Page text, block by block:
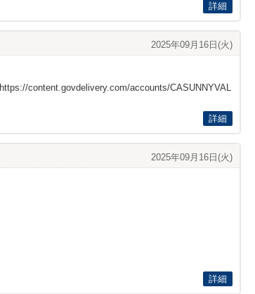
詳細
2025年09月16日(火)
https://content.govdelivery.com/accounts/CASUNNYVAL
詳細
2025年09月16日(火)
詳細